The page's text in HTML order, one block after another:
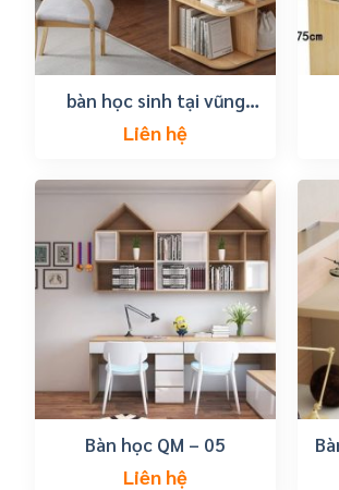
bàn học sinh tại vũng
tàu
Liên hệ
Bàn học QM – 05
Liên hệ